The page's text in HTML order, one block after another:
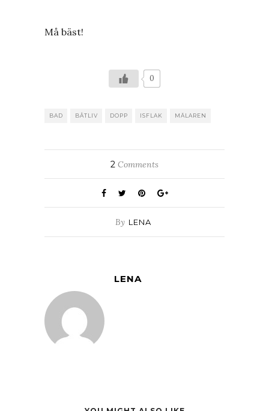
Må bäst!
0
BAD BÅTLIV DOPP ISFLAK MÄLAREN
2 Comments
By LENA
LENA